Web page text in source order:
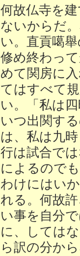
何故仏寺を
ないからだ
い。直貢噶
修め終わっ
めて関房に
てはすべて
い。「私は
いつ出関す
は、私は九
行は試合で
によるので
わけにはい
れる。何故
い事を自分
に、しては
ら訳の分か